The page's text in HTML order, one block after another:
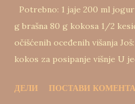
Potrebno: 1 jaje 200 ml
g brašna 80 g kokosa 1/2
očišćenih oceđenih višanja
kokos za posipanje višnje U
prašak za pecivo. Sjediniti
ДЕЛИ ПОСТАВИ